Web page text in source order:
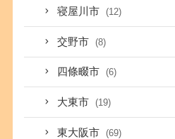
寝屋川市 (12)
交野市 (8)
四條畷市 (6)
大東市 (19)
東大阪市 (69)